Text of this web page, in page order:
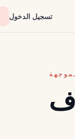
تسجيل الدخول